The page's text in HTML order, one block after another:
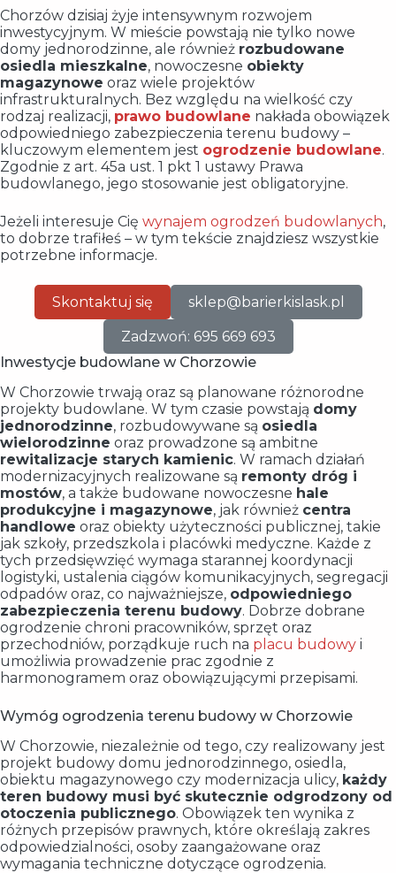
Chorzów dzisiaj żyje intensywnym rozwojem
inwestycyjnym. W mieście powstają nie tylko nowe
domy jednorodzinne, ale również rozbudowane
osiedla mieszkalne, nowoczesne obiekty
magazynowe oraz wiele projektów
infrastrukturalnych. Bez względu na wielkość czy
rodzaj realizacji, prawo budowlane nakłada obowiązek
odpowiedniego zabezpieczenia terenu budowy –
kluczowym elementem jest ogrodzenie budowlane.
Zgodnie z art. 45a ust. 1 pkt 1 ustawy Prawa
budowlanego, jego stosowanie jest obligatoryjne.
Jeżeli interesuje Cię wynajem ogrodzeń budowlanych,
to dobrze trafiłeś – w tym tekście znajdziesz wszystkie
potrzebne informacje.
Skontaktuj się sklep@barierkislask.pl
Zadzwoń: 695 669 693
Inwestycje budowlane w Chorzowie
W Chorzowie trwają oraz są planowane różnorodne
projekty budowlane. W tym czasie powstają domy
jednorodzinne, rozbudowywane są osiedla
wielorodzinne oraz prowadzone są ambitne
rewitalizacje starych kamienic. W ramach działań
modernizacyjnych realizowane są remonty dróg i
mostów, a także budowane nowoczesne hale
produkcyjne i magazynowe, jak również centra
handlowe oraz obiekty użyteczności publicznej, takie
jak szkoły, przedszkola i placówki medyczne. Każde z
tych przedsięwzięć wymaga starannej koordynacji
logistyki, ustalenia ciągów komunikacyjnych, segregacji
odpadów oraz, co najważniejsze, odpowiedniego
zabezpieczenia terenu budowy. Dobrze dobrane
ogrodzenie chroni pracowników, sprzęt oraz
przechodniów, porządkuje ruch na placu budowy i
umożliwia prowadzenie prac zgodnie z
harmonogramem oraz obowiązującymi przepisami.
Wymóg ogrodzenia terenu budowy w Chorzowie
W Chorzowie, niezależnie od tego, czy realizowany jest
projekt budowy domu jednorodzinnego, osiedla,
obiektu magazynowego czy modernizacja ulicy, każdy
teren budowy musi być skutecznie odgrodzony od
otoczenia publicznego. Obowiązek ten wynika z
różnych przepisów prawnych, które określają zakres
odpowiedzialności, osoby zaangażowane oraz
wymagania techniczne dotyczące ogrodzenia.